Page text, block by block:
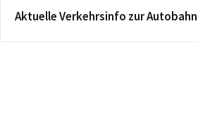
Aktuelle Verkehrsinfo zur Autobahn